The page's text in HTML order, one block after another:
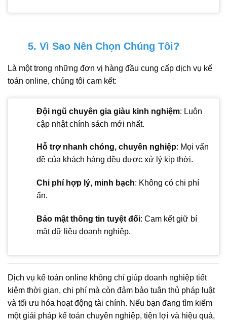
5. Vì Sao Nên Chọn Chúng Tôi?
Là một trong những đơn vị hàng đầu cung cấp dịch vụ kế
toán online, chúng tôi cam kết:
Đội ngũ chuyên gia giàu kinh nghiệm: Luôn
cập nhật chính sách mới nhất.
Hỗ trợ nhanh chóng, chuyên nghiệp: Mọi vấn
đề của khách hàng đều được xử lý kịp thời.
Chi phí hợp lý, minh bạch: Không có chi phí
ẩn.
Bảo mật thông tin tuyệt đối: Cam kết giữ bí
mật dữ liệu doanh nghiệp.
Dịch vụ kế toán online không chỉ giúp doanh nghiệp tiết
kiệm thời gian, chi phí mà còn đảm bảo tuân thủ pháp luật
và tối ưu hóa hoạt động tài chính. Nếu bạn đang tìm kiếm
một giải pháp kế toán chuyên nghiệp, tiện lợi và hiệu quả,